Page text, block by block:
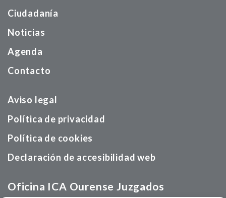
Ciudadanía
Noticias
Agenda
Contacto
Aviso legal
Política de privacidad
Política de cookies
Declaración de accesibilidad web
Oficina ICA Ourense Juzgados